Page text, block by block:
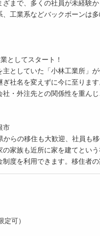
まで、多くの社員が未経験か
、工業系などバックボーンは多
としてスタート！
主としていた「小林工業所」
社名を変えずに今に至ります
・外注先との関係性を重ん
市
からの移住も大歓迎、社員も
家族も近所に家を建てという
度を利用できます。移住者
定可）